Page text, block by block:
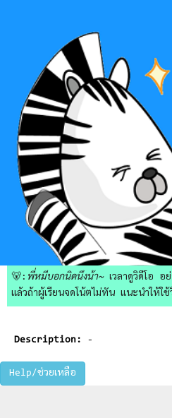
🐻: พี่หมีบอกนิดนึงน้า~เวลาดูวิดีโอ อ
แล้วถ้าผู้เรียนจดโน้ตไม่ทัน แนะนำให้ใ
Description: -
Help/ช่วยเหลือ